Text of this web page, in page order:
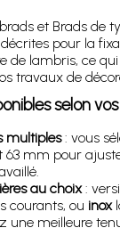
et Brads de
pour la
de lambris, ce
travaux de
selon
multiples: vous
63 mm pour
au choix:
courants, ou inox
une meilleure